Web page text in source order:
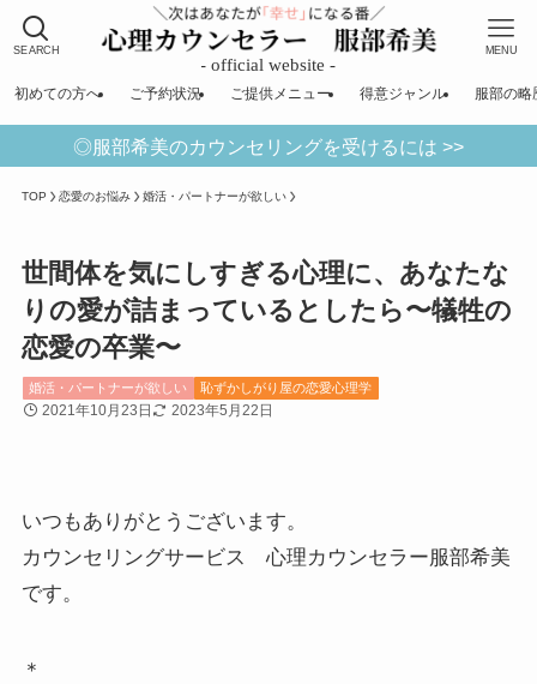
SEARCH MENU
初めての方へ ご予約状況 ご提供メニュー 得意ジャンル 服部の略
◎服部希美のカウンセリングを受けるには >>
TOP 恋愛のお悩み 婚活・パートナーが欲しい
世間体を気にしすぎる心理に、あなたな
りの愛が詰まっているとしたら〜犠牲の
恋愛の卒業〜
婚活・パートナーが欲しい 恥ずかしがり屋の恋愛心理学
2021年10月23日 2023年5月22日
いつもありがとうございます。
カウンセリングサービス 心理カウンセラー服部希美
です。
＊